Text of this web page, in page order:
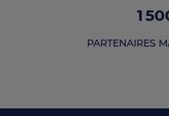
1
PARTENAIRES